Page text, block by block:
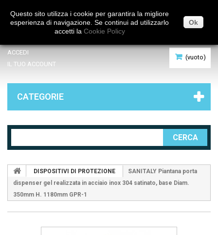
(vuoto)
ACCEDI
IL TUO ACCOUNT
CATEGORIE
CERCA
DISPOSITIVI DI PROTEZIONE
SANITALY Piantana porta
dispenser gel realizzata in acciaio inox 304 satinato, base Diam.
350mm H. 1180mm GPR-1
Questo sito utilizza i cookie per garantira la migliore
esperienza di navigazione. Se continui ad utilizzarlo
accetti la Cookie Policy
Ok